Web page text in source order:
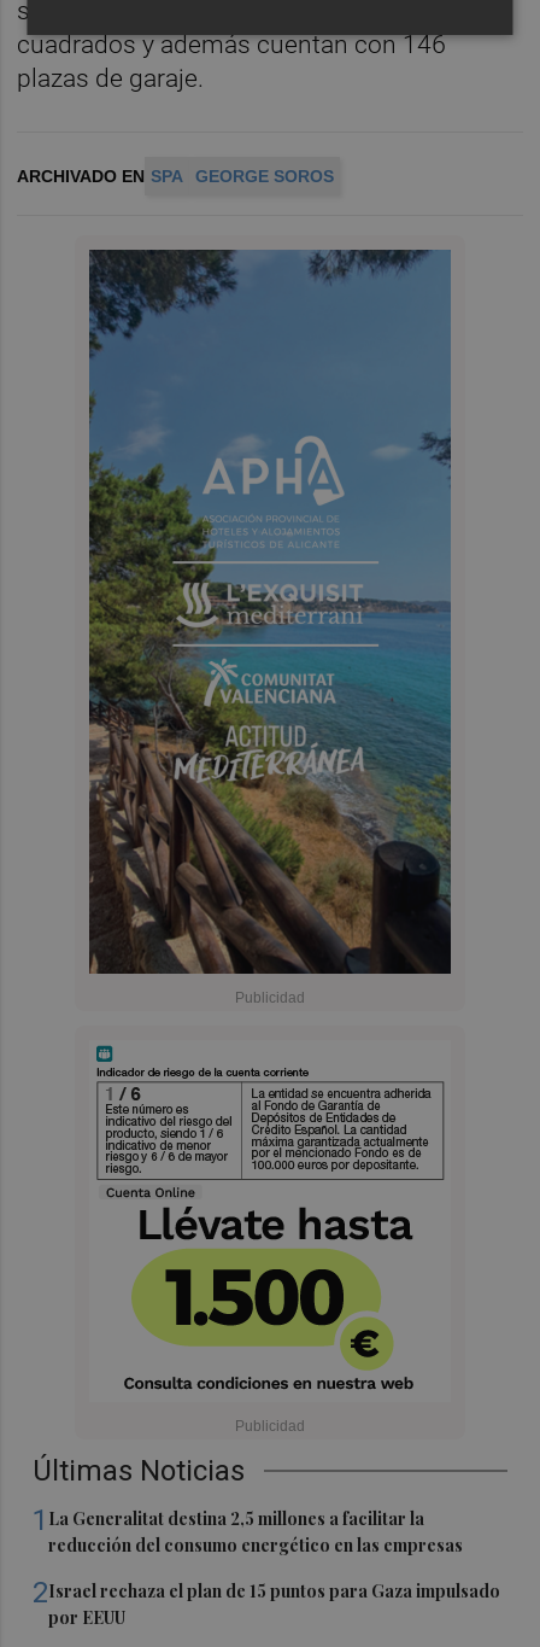
Últimas Noticias
1 La Generalitat destina 2,5 millones a facilitar la
reducción del consumo energético en las empresas
2Israel rechaza el plan de 15 puntos para Gaza impulsado
por EEUU
suman una superficie de 6.296 metros
cuadrados y además cuentan con 146
plazas de garaje.
ARCHIVADO EN SPA GEORGE SOROS